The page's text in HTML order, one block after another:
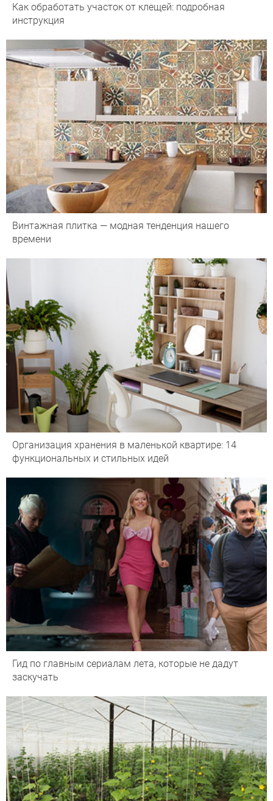
Как обработать участок от клещей: подробная
инструкция
Винтажная плитка — модная тенденция нашего
времени
Организация хранения в маленькой квартире: 14
функциональных и стильных идей
Гид по главным сериалам лета, которые не дадут
заскучать